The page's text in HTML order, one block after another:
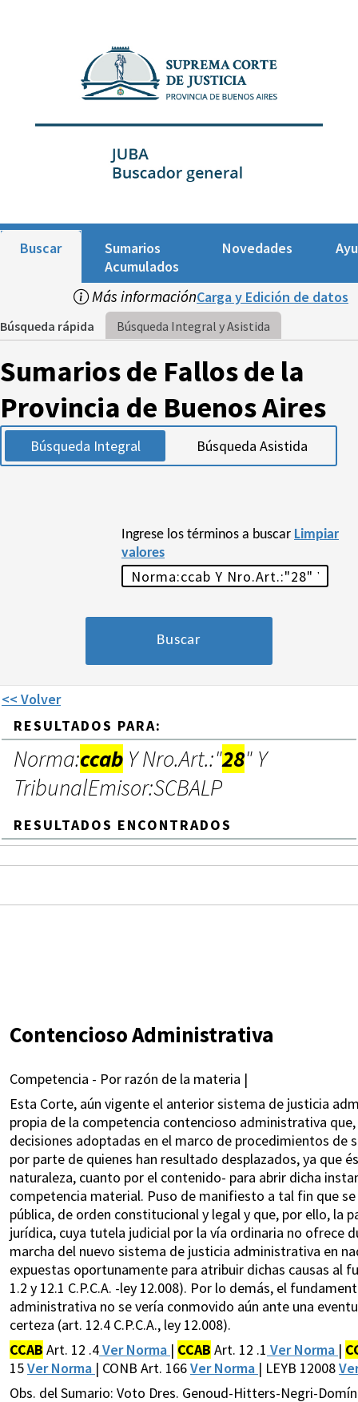
Buscar
Sumarios
Acumulados
Novedades
Más informaciónCarga y Edición de datos
Búsqueda rápida Búsqueda Integral y Asistida
Sumarios de Fallos de la
Provincia de Buenos Aires
Búsqueda Integral Búsqueda Asistida
Ingrese los términos a buscar Limpiar
valores
<< Volver
RESULTADOS PARA:
Norma:ccab Y Nro.Art.:"28" Y
TribunalEmisor:SCBALP
RESULTADOS ENCONTRADOS
Contencioso Administrativa
Competencia - Por razón de la materia |
Esta Corte, aún vigente el anterior sistema de justicia
propia de la competencia contencioso administrativa
decisiones adoptadas en el marco de procedimientos de
por parte de quienes han resultado desplazados, ya
naturaleza, cuanto por el contenido- para abrir dicha
competencia material. Puso de manifiesto a tal fin que
pública, de orden constitucional y legal y que, por ello, la
jurídica, cuya tutela judicial por la vía ordinaria no ofrece
marcha del nuevo sistema de justicia administrativa en
expuestas oportunamente para atribuir dichas causas al
1.2 y 12.1 C.P.C.A. -ley 12.008). Por lo demás, el
administrativa no se vería conmovido aún ante una
certeza (art. 12.4 C.P.C.A., ley 12.008).
CCAB Art. 12 .4Ver Norma | CCAB Art. 12 .1 Ver Norma |
15Ver Norma | CONB Art. 166Ver Norma | LEYB 12008
Obs. del Sumario: Voto Dres. Genoud-Hitters-Negri-